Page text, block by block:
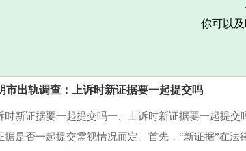
你可以
市出轨调查：上诉时新证据要一起提交吗
时新证据要一起提交吗一、上诉时新证据要一起提交
据是否一起提交需视情况而定。首先，“新证据”在法